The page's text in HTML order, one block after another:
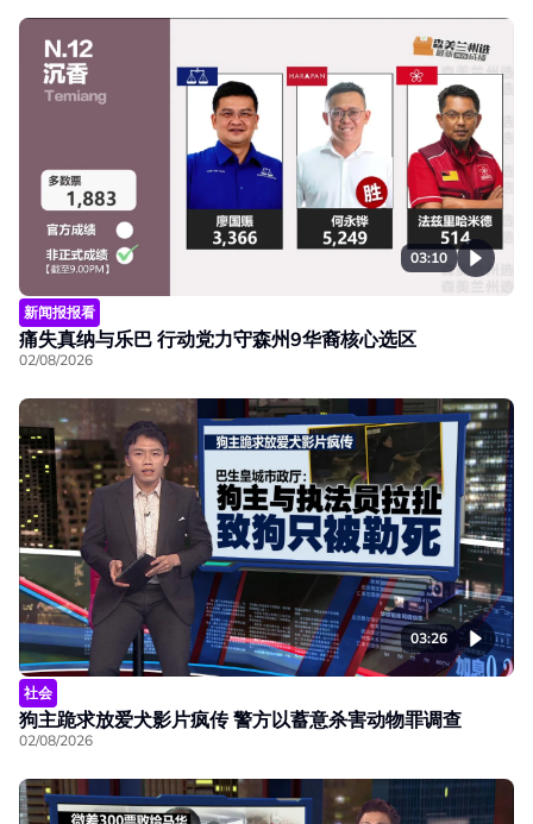
03:10
新闻报报看
痛失真纳与乐巴 行动党力守森州9华裔核心选区
02/08/2026
03:26
社会
狗主跪求放爱犬影片疯传 警方以蓄意杀害动物罪调查
02/08/2026